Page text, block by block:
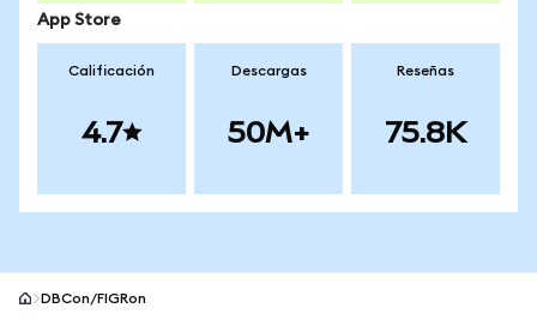
App Store
Calificación
4.7
Descargas
50M+
Reseñas
75.8K
DBCon/FIGRon